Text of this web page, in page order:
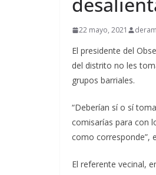
22 mayo, 2021
El presidente del
del distrito no les
grupos barriales.
“Deberían sí o sí
comisarías para con
como corresponde”,
El referente vecinal,